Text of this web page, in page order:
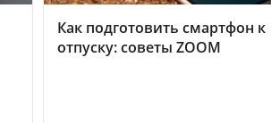
Как подготовить смартфон к
отпуску: советы ZOOM